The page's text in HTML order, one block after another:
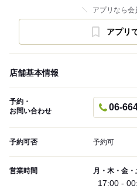
アプリなら会
アプリ
店舗基本情報
予約・
お問い合わせ
06-
予約可否 予約可
営業時間 月・木・金・
17:00 -